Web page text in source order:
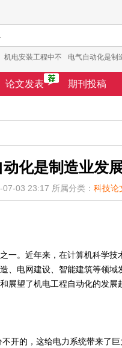
机电安装工程中不 电气自动化是制
论文发表 期刊投稿
动化是制造业发
03 23:17 所属分类： 科技论
一。近年来，在计算机科学
、电网建设、智能建筑等领
展望了机电工程自动化的发展
开的，这给电力系统带来了